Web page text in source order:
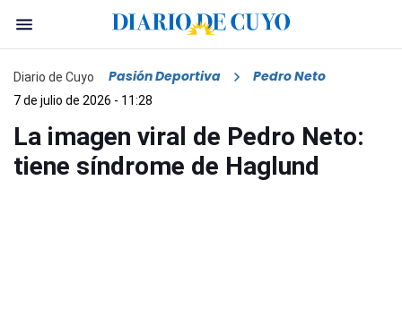
Diario de Cuyo Pasión Deportiva Pedro Neto
7 de julio de 2026 - 11:28
La imagen viral de Pedro Neto:
tiene síndrome de Haglund